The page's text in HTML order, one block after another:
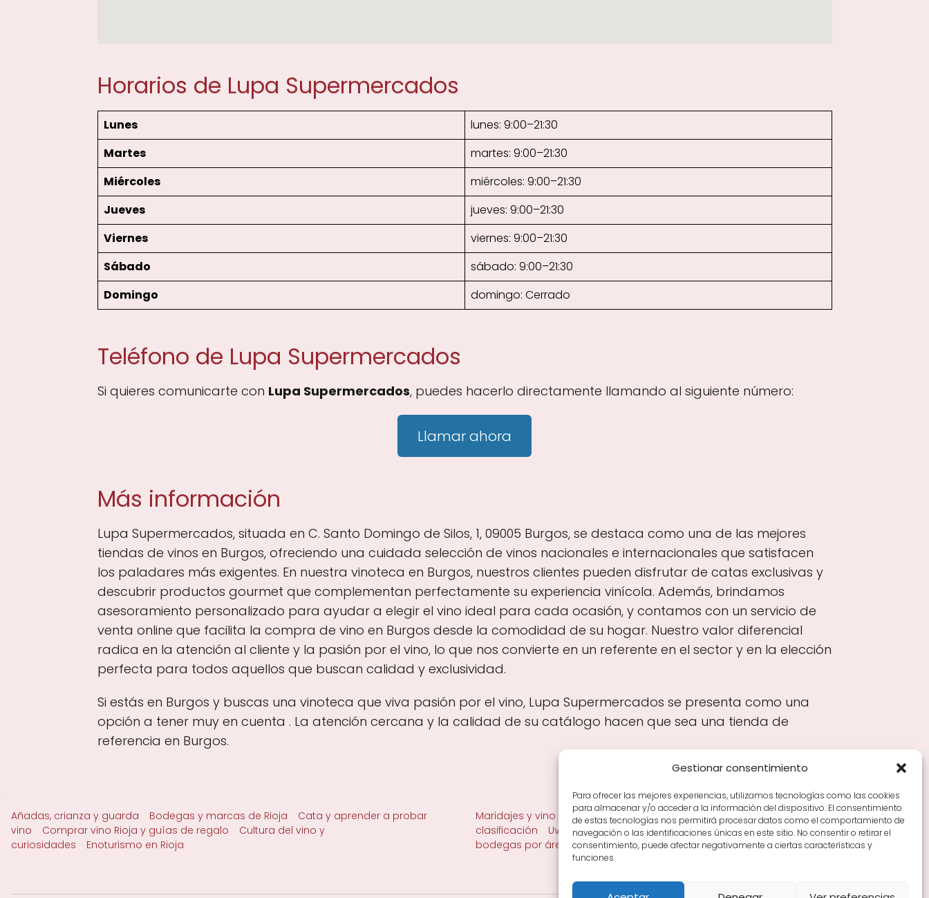
Gestionar consentimiento
Para ofrecer las mejores experiencias, utilizamos tecnologías como las cookies
para almacenar y/o acceder a la información del dispositivo. El consentimiento
de estas tecnologías nos permitirá procesar datos como el comportamiento de
navegación o las identificaciones únicas en este sitio. No consentir o retirar el
consentimiento, puede afectar negativamente a ciertas características y
funciones.
Horarios de Lupa Supermercados
Lunes
lunes: 9:00–21:30
Martes
martes: 9:00–21:30
Miércoles
miércoles: 9:00–21:30
Jueves
jueves: 9:00–21:30
Viernes
viernes: 9:00–21:30
Sábado
sábado: 9:00–21:30
Domingo
domingo: Cerrado
Teléfono de Lupa Supermercados
Si quieres comunicarte con Lupa Supermercados, puedes hacerlo directamente llamando al siguiente número:
Llamar ahora
Más información
Lupa Supermercados, situada en C. Santo Domingo de Silos, 1, 09005 Burgos, se destaca como una de las mejores
tiendas de vinos en Burgos, ofreciendo una cuidada selección de vinos nacionales e internacionales que satisfacen
los paladares más exigentes. En nuestra vinoteca en Burgos, nuestros clientes pueden disfrutar de catas exclusivas y
descubrir productos gourmet que complementan perfectamente su experiencia vinícola. Además, brindamos
asesoramiento personalizado para ayudar a elegir el vino ideal para cada ocasión, y contamos con un servicio de
venta online que facilita la compra de vino en Burgos desde la comodidad de su hogar. Nuestro valor diferencial
radica en la atención al cliente y la pasión por el vino, lo que nos convierte en un referente en el sector y en la elección
perfecta para todos aquellos que buscan calidad y exclusividad.
Si estás en Burgos y buscas una vinoteca que viva pasión por el vino, Lupa Supermercados se presenta como una
opción a tener muy en cuenta . La atención cercana y la calidad de su catálogo hacen que sea una tienda de
referencia en Burgos.
Añadas, crianza y guarda Bodegas y marcas de Rioja
Cata y aprender a probar
vino
Comprar vino Rioja y guías de regalo
Cultura del vino y
curiosidades
Enoturismo en Rioja
Maridajes y vino en la mesa Tiendas de vino por ciudades
Tipos de Rioja y
clasificación
Uvas y viñedo en Rioja Vino Rioja para empezar
Zonas de Rioja y
bodegas por área